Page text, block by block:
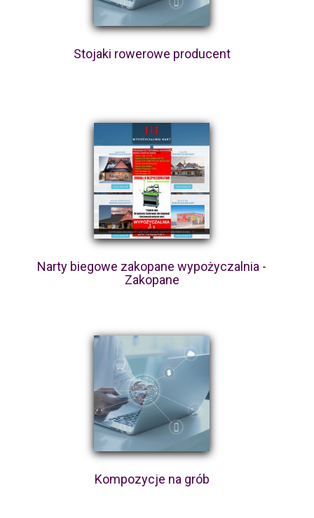
Stojaki rowerowe producent
Narty biegowe zakopane wypożyczalnia -
Zakopane
Kompozycje na grób